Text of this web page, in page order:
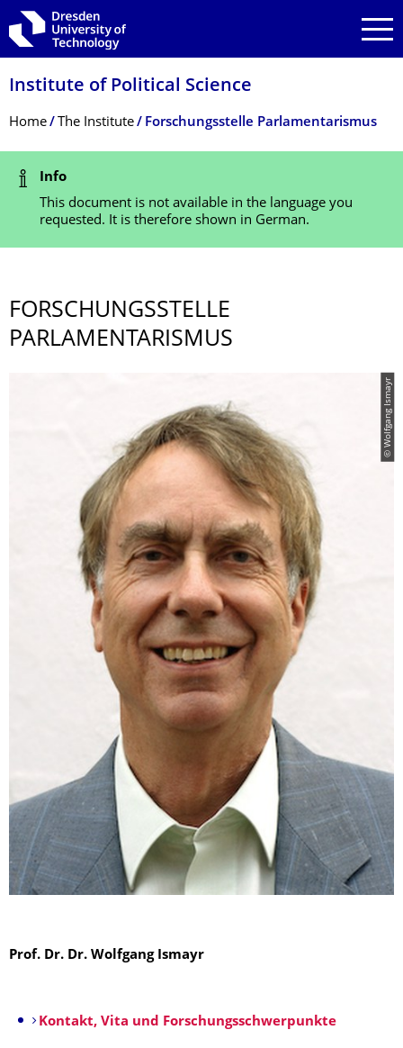
Skip to main navigation
Skip to search
Skip to content
Institute of Political Science
Breadcrumb Menu
Home The Institute Forschungsstelle Parlamentarismus
Status Message
Info
This document is not available in the language you
requested. It is therefore shown in German.
FORSCHUNGSS­TELLE
PARLAMENTARIS­MUS
© Wolfgang Ismayr
Prof. Dr. Dr. Wolfgang Ismayr
Kontakt, Vita und Forschungsschwerpunkte